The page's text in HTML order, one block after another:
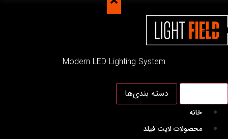
Modern LED Lighting System
دسته بندی‌ها
خانه
محصولات لایت فیلد